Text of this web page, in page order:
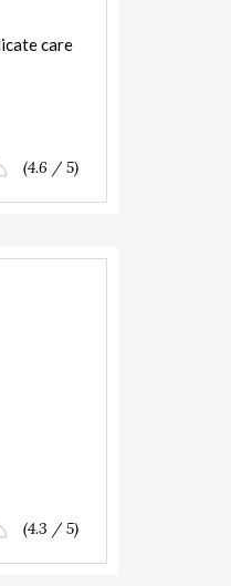
care
(4.6 / 5)
(4.3 / 5)